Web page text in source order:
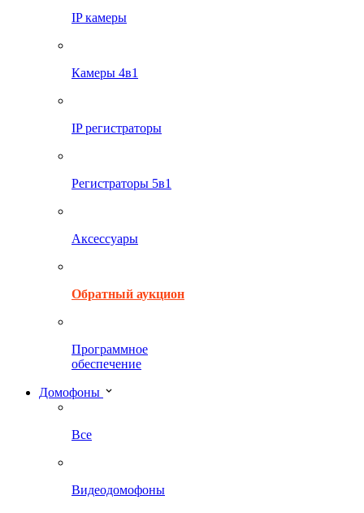
IP камеры
Камеры 4в1
IP регистраторы
Регистраторы 5в1
Аксессуары
Обратный аукцион
Программное
обеспечение
Домофоны
Все
Видеодомофоны